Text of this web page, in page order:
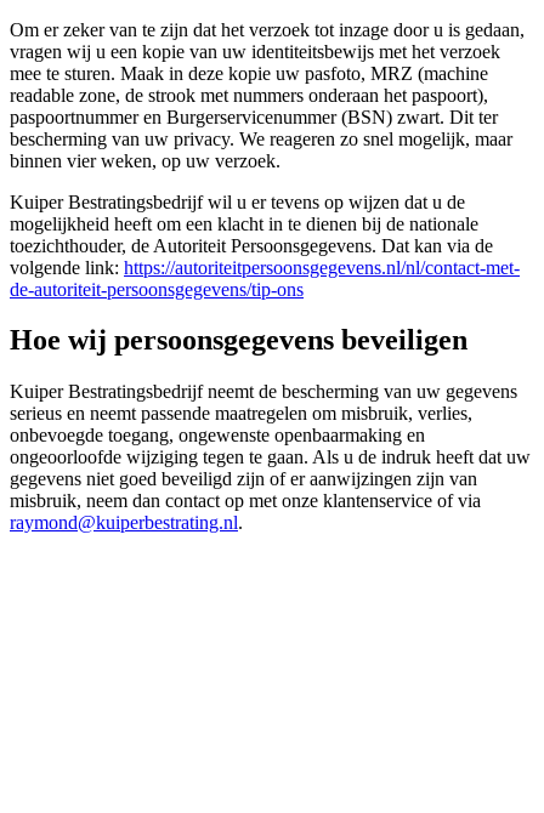
Om er zeker van te zijn dat het verzoek tot inzage door u is gedaan,
vragen wij u een kopie van uw identiteitsbewijs met het verzoek
mee te sturen. Maak in deze kopie uw pasfoto, MRZ (machine
readable zone, de strook met nummers onderaan het paspoort),
paspoortnummer en Burgerservicenummer (BSN) zwart. Dit ter
bescherming van uw privacy. We reageren zo snel mogelijk, maar
binnen vier weken, op uw verzoek.
Kuiper Bestratingsbedrijf wil u er tevens op wijzen dat u de
mogelijkheid heeft om een klacht in te dienen bij de nationale
toezichthouder, de Autoriteit Persoonsgegevens. Dat kan via de
volgende link: https://autoriteitpersoonsgegevens.nl/nl/contact-met-
de-autoriteit-persoonsgegevens/tip-ons
Hoe wij persoonsgegevens beveiligen
Kuiper Bestratingsbedrijf neemt de bescherming van uw gegevens
serieus en neemt passende maatregelen om misbruik, verlies,
onbevoegde toegang, ongewenste openbaarmaking en
ongeoorloofde wijziging tegen te gaan. Als u de indruk heeft dat uw
gegevens niet goed beveiligd zijn of er aanwijzingen zijn van
misbruik, neem dan contact op met onze klantenservice of via
raymond@kuiperbestrating.nl.